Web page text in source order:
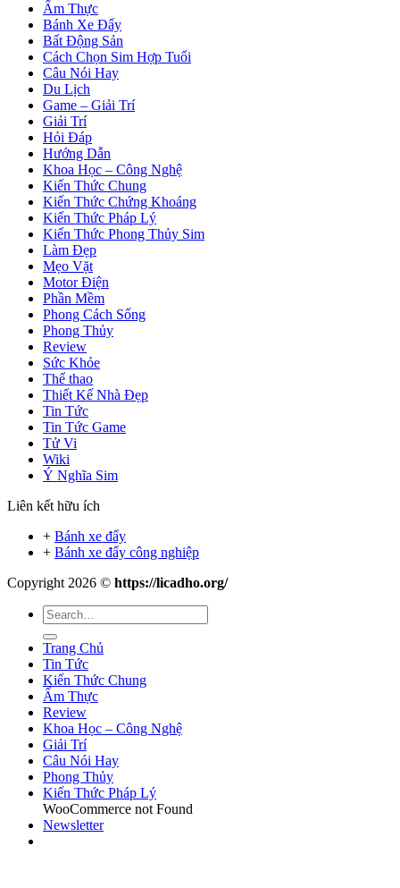
Ẩm Thực
Bánh Xe Đẩy
Bất Động Sản
Cách Chọn Sim Hợp Tuổi
Câu Nói Hay
Du Lịch
Game – Giải Trí
Giải Trí
Hỏi Đáp
Hướng Dẫn
Khoa Học – Công Nghệ
Kiến Thức Chung
Kiến Thức Chứng Khoáng
Kiến Thức Pháp Lý
Kiến Thức Phong Thủy Sim
Làm Đẹp
Mẹo Vặt
Motor Điện
Phần Mềm
Phong Cách Sống
Phong Thủy
Review
Sức Khỏe
Thể thao
Thiết Kế Nhà Đẹp
Tin Tức
Tin Tức Game
Tử Vi
Wiki
Ý Nghĩa Sim
Liên kết hữu ích
+ Bánh xe đẩy
+ Bánh xe đẩy công nghiệp
Copyright 2026 © https://licadho.org/
Trang Chủ
Tin Tức
Kiến Thức Chung
Ẩm Thực
Review
Khoa Học – Công Nghệ
Giải Trí
Câu Nói Hay
Phong Thủy
Kiến Thức Pháp Lý
WooCommerce not Found
Newsletter